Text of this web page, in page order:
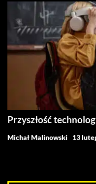
Przyszłość
Michał Malinowski 13